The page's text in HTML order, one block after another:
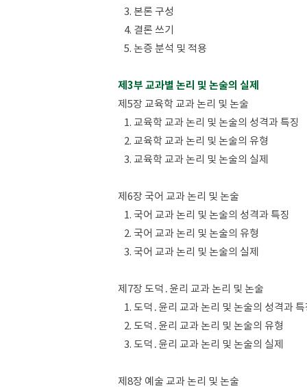
3. 본론 구성
4. 결론 쓰기
5. 논증 분석 및 적용
제3부 교과별 논리 및 논술의 실제
제5장 교육학 교과 논리 및 논술
1. 교육학 교과 논리 및 논술의 성격과 특징
2. 교육학 교과 논리 및 논술의 유형
3. 교육학 교과 논리 및 논술의 실제
제6장 국어 교과 논리 및 논술
1. 국어 교과 논리 및 논술의 성격과 특징
2. 국어 교과 논리 및 논술의 유형
3. 국어 교과 논리 및 논술의 실제
제7장 도덕․윤리 교과 논리 및 논술
1. 도덕․윤리 교과 논리 및 논술의 성격과
2. 도덕․윤리 교과 논리 및 논술의 유형
3. 도덕․윤리 교과 논리 및 논술의 실제
제8장 예술 교과 논리 및 논술